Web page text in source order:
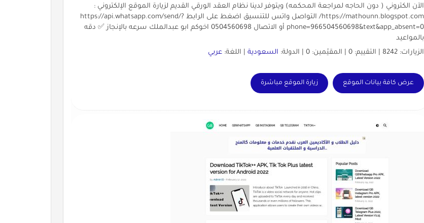
الآن الكتروني ( دون الحاجه لمراجعة المحكمه) ويتوفر لدينا نظام العقد الورقي القديم لزيارة الموقع الإلكتروني :
https://mathounn.blogspot.com/ التواصل واتس للتنسيق اضغط على الرابط https://api.whatsapp.com/send/?
phone=966504560698&text&app_absent=0 أو الاتصال 0504560698 اخوكم ابو عبدالملك سرعه بالإنجاز ✅ دقه
بالمواعيد
الزيارات: 8242 | التقييم: 0 | المقيّمين: 0 | الدولة:
السعودية| اللغة: عربي
عرض كافة بيانات الموقع زيارة الموقع مباشرة